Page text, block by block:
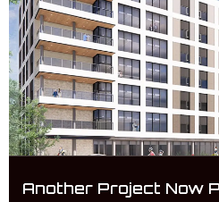
Another Project Now